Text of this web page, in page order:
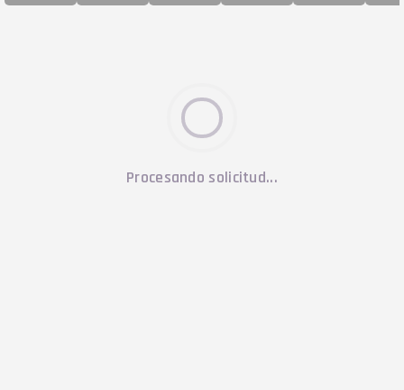
Procesando solicitud...